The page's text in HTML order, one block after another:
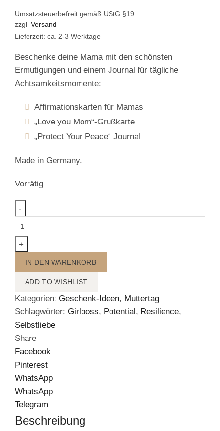
war:
38,30 €
ist:
30,60 €.
Umsatzsteuerbefreit gemäß UStG §19
zzgl. Versand
Lieferzeit: ca. 2-3 Werktage
Beschenke deine Mama mit den schönsten
Ermutigungen und einem Journal für tägliche
Achtsamkeitsmomente:
Affirmationskarten für Mamas
„Love you Mom“-Grußkarte
„Protect Your Peace“ Journal
Made in Germany.
Vorrätig
Geschenkset
Menge
IN DEN WARENKORB
ADD TO WISHLIST
Kategorien: Geschenk-Ideen, Muttertag
Schlagwörter: Girlboss, Potential, Resilience,
Selbstliebe
Share
Facebook
Pinterest
WhatsApp
WhatsApp
Telegram
Beschreibung